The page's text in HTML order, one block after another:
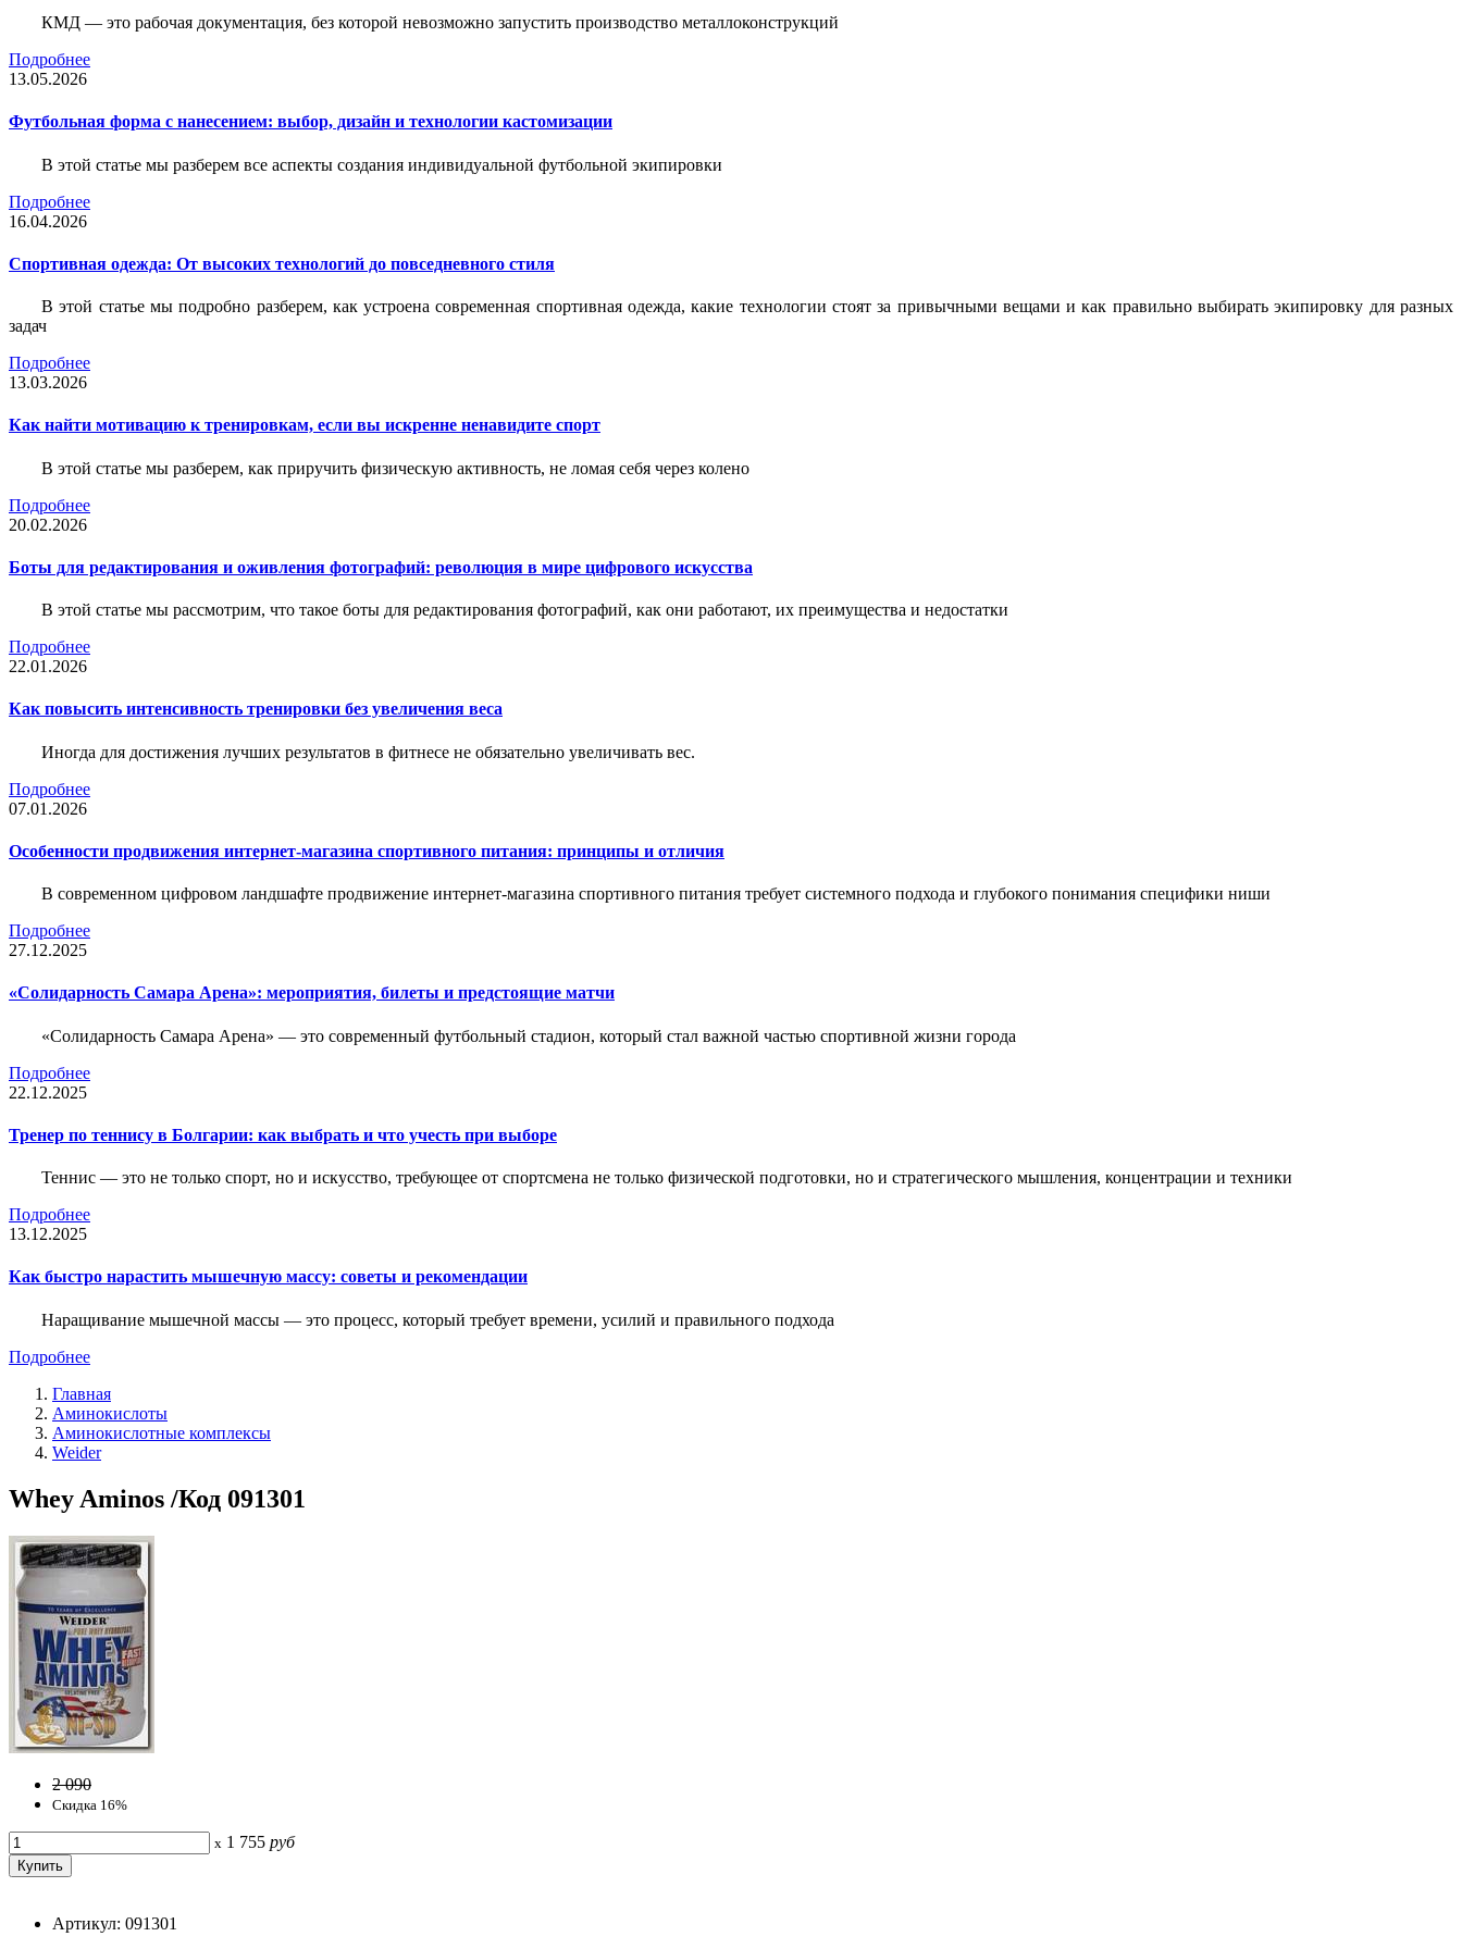
КМД — это рабочая документация, без которой невозможно запустить производство металлоконструкций
Подробнее
13.05.2026
Футбольная форма с нанесением: выбор, дизайн и технологии кастомизации
В этой статье мы разберем все аспекты создания индивидуальной футбольной экипировки
Подробнее
16.04.2026
Спортивная одежда: От высоких технологий до повседневного стиля
В этой статье мы подробно разберем, как устроена современная спортивная одежда, какие технологии стоят за привычными вещами и как правильно выбирать экипировку для разных
задач
Подробнее
13.03.2026
Как найти мотивацию к тренировкам, если вы искренне ненавидите спорт
В этой статье мы разберем, как приручить физическую активность, не ломая себя через колено
Подробнее
20.02.2026
Боты для редактирования и оживления фотографий: революция в мире цифрового искусства
В этой статье мы рассмотрим, что такое боты для редактирования фотографий, как они работают, их преимущества и недостатки
Подробнее
22.01.2026
Как повысить интенсивность тренировки без увеличения веса
Иногда для достижения лучших результатов в фитнесе не обязательно увеличивать вес.
Подробнее
07.01.2026
Особенности продвижения интернет-магазина спортивного питания: принципы и отличия
В современном цифровом ландшафте продвижение интернет-магазина спортивного питания требует системного подхода и глубокого понимания специфики ниши
Подробнее
27.12.2025
«Солидарность Самара Арена»: мероприятия, билеты и предстоящие матчи
«Солидарность Самара Арена» — это современный футбольный стадион, который стал важной частью спортивной жизни города
Подробнее
22.12.2025
Тренер по теннису в Болгарии: как выбрать и что учесть при выборе
Теннис — это не только спорт, но и искусство, требующее от спортсмена не только физической подготовки, но и стратегического мышления, концентрации и техники
Подробнее
13.12.2025
Как быстро нарастить мышечную массу: советы и рекомендации
Наращивание мышечной массы — это процесс, который требует времени, усилий и правильного подхода
Подробнее
Главная
Аминокислоты
Аминокислотные комплексы
Weider
Whey Aminos /Код 091301
2 090
Скидка 16%
x 1 755 руб
Артикул: 091301